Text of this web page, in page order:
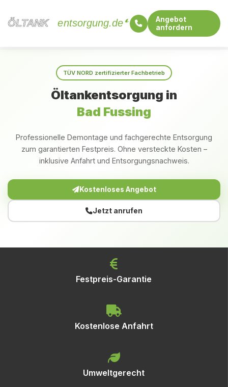
ÖLTANK
ÖLTANK entsorgung.de
Angebot
anfordern
TÜV NORD zertifizierter Fachbetrieb
Öltankentsorgung in
Bad Fussing
Professionelle Demontage und fachgerechte Entsorgung
zum garantierten Festpreis. Ohne versteckte Kosten –
inklusive Anfahrt und Entsorgungsnachweis.
Kostenloses Angebot
Jetzt anrufen
Festpreis-Garantie
Kostenlose Anfahrt
Umweltgerecht